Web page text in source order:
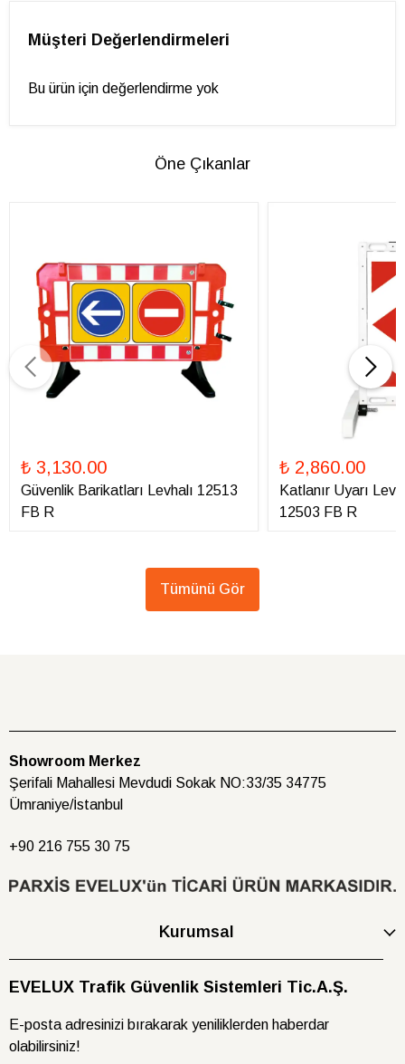
Müşteri Değerlendirmeleri
Bu ürün için değerlendirme yok
Öne Çıkanlar
₺ 3,130.00
Güvenlik Barikatları Levhalı 12513
FB R
₺ 2,860.00
Katlanır Uyarı
12503 FB R
Tümünü Gör
Showroom Merkez
Şerifali Mahallesi Mevdudi Sokak NO:33/35 34775
Ümraniye/İstanbul
+90 216 755 30 75
Kurumsal
EVELUX Trafik Güvenlik Sistemleri Tic.A.Ş.
E-posta adresinizi bırakarak yeniliklerden haberdar
olabilirsiniz!